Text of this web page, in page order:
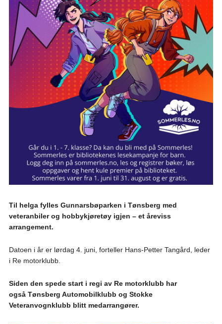
Til helga fylles Gunnarsbøparken i Tønsberg med
veteranbiler og hobbykjøretøy igjen – et åreviss
arrangement.
Datoen i år er lørdag 4. juni, forteller Hans-Petter Tangård, leder
i Re motorklubb.
Siden den spede start i regi av Re motorklubb har
også Tønsberg Automobilklubb og Stokke
Veteranvognklubb blitt medarrangører.